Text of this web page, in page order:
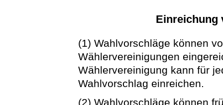
Einreichung
(1) Wahlvorschläge können
Wählervereinigungen
Wählervereinigung kann für
Wahlvorschlag einreichen.
(2) Wahlvorschläge können